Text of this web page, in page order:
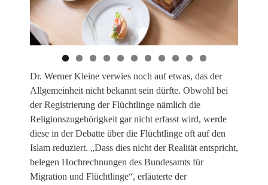
Dr. Werner Kleine verwies noch auf etwas, das der
Allgemeinheit nicht bekannt sein dürfte. Obwohl bei
der Registrierung der Flüchtlinge nämlich die
Religionszugehörigkeit gar nicht erfasst wird, werde
diese in der Debatte über die Flüchtlinge oft auf den
Islam reduziert. „Dass dies nicht der Realität entspricht,
belegen Hochrechnungen des Bundesamts für
Migration und Flüchtlinge“, erläuterte der